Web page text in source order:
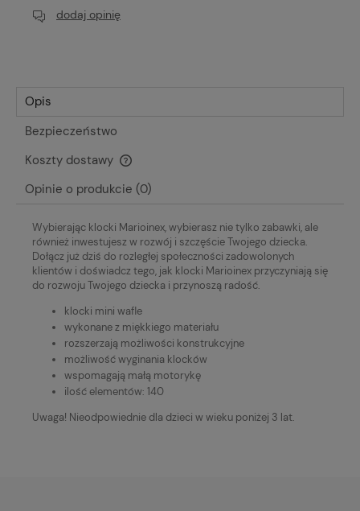
dodaj opinię
Opis
Bezpieczeństwo
Koszty dostawy
Cena nie zawiera ewentualnych kosztów płatności
Opinie o produkcie (0)
Wybierając klocki Marioinex, wybierasz nie tylko zabawki, ale
również inwestujesz w rozwój i szczęście Twojego dziecka.
Dołącz już dziś do rozległej społeczności zadowolonych
klientów i doświadcz tego, jak klocki Marioinex przyczyniają się
do rozwoju Twojego dziecka i przynoszą radość.
klocki mini wafle
wykonane z miękkiego materiału
rozszerzają możliwości konstrukcyjne
możliwość wyginania klocków
wspomagają małą motorykę
ilość elementów: 140
Uwaga! Nieodpowiednie dla dzieci w wieku poniżej 3 lat.